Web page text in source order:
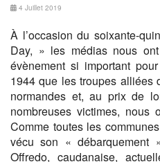
4 Juillet 2019
À l’occasion du soixante-
Day, » les médias nous
évènement si important
1944 que les troupes alliées
normandes et, au prix de
nombreuses victimes,
Comme toutes les
vécu son « débarquement
Offredo, caudanaise,